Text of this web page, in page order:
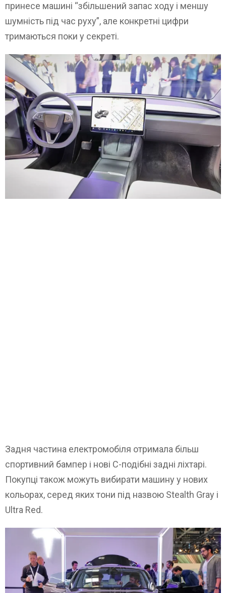
принесе машині “збільшений запас ходу і меншу
шумність під час руху”, але конкретні цифри
тримаються поки у секреті.
Задня частина електромобіля отримала більш
спортивний бампер і нові С-подібні задні ліхтарі.
Покупці також можуть вибирати машину у нових
кольорах, серед яких тони під назвою Stealth Gray і
Ultra Red.